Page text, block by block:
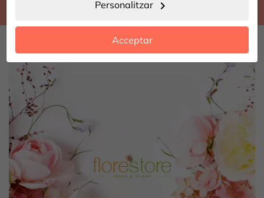
Personalitzar chevron_right
Acceptar